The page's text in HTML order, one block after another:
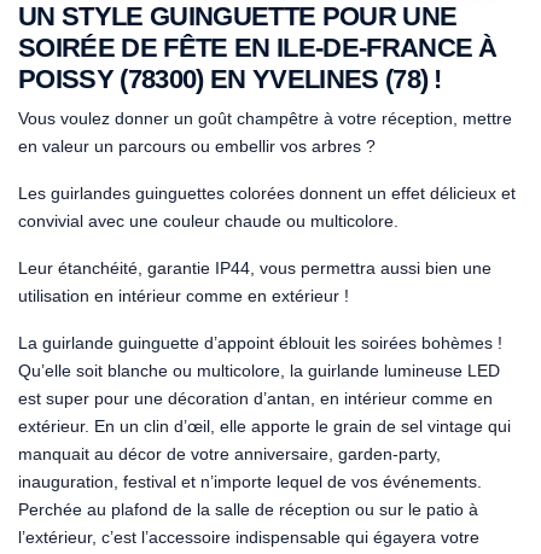
UN STYLE GUINGUETTE POUR UNE
SOIRÉE DE FÊTE EN ILE-DE-FRANCE À
POISSY (78300) EN YVELINES (78) !
Vous voulez donner un goût champêtre à votre réception, mettre
en valeur un parcours ou embellir vos arbres ?
Les guirlandes guinguettes colorées donnent un effet délicieux et
convivial avec une couleur chaude ou multicolore.
Leur étanchéité, garantie IP44, vous permettra aussi bien une
utilisation en intérieur comme en extérieur !
La guirlande guinguette d’appoint éblouit les soirées bohèmes !
Qu’elle soit blanche ou multicolore, la guirlande lumineuse LED
est super pour une décoration d’antan, en intérieur comme en
extérieur. En un clin d’œil, elle apporte le grain de sel vintage qui
manquait au décor de votre anniversaire, garden-party,
inauguration, festival et n’importe lequel de vos événements.
Perchée au plafond de la salle de réception ou sur le patio à
l’extérieur, c’est l’accessoire indispensable qui égayera votre